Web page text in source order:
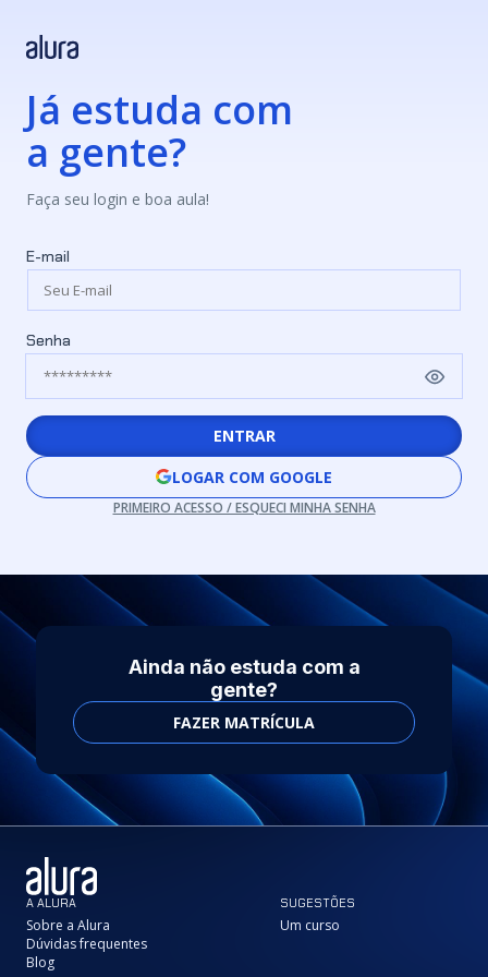
Já estuda com
a gente?
Faça seu login e boa aula!
E-mail
Senha
ENTRAR
LOGAR COM GOOGLE
PRIMEIRO ACESSO / ESQUECI MINHA SENHA
Ainda não estuda com a
gente?
FAZER MATRÍCULA
A ALURA
Sobre a Alura
Dúvidas frequentes
Blog
SUGESTÕES
Um curso